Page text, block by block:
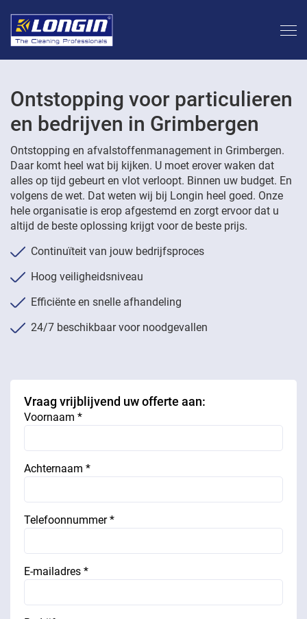
Ontstopping voor particulieren
en bedrijven in Grimbergen
Ontstopping en afvalstoffenmanagement in Grimbergen.
Daar komt heel wat bij kijken. U moet erover waken dat
alles op tijd gebeurt en vlot verloopt. Binnen uw budget. En
volgens de wet. Dat weten wij bij Longin heel goed. Onze
hele organisatie is erop afgestemd en zorgt ervoor dat u
altijd de beste oplossing krijgt voor de beste prijs.
Continuïteit van jouw bedrijfsproces
Hoog veiligheidsniveau
Efficiënte en snelle afhandeling
24/7 beschikbaar voor noodgevallen
Vraag vrijblijvend uw offerte aan:
Voornaam *
Achternaam *
Telefoonnummer *
E-mailadres *